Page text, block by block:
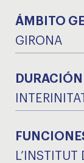
ÁMBITO
GIRONA
DURACIÓN
INTERINITAT
L’INSTITUT